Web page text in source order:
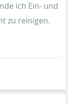
ich Ein- und
zu reinigen.